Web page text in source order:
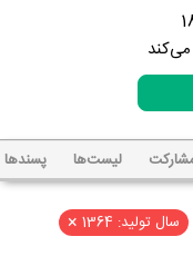
می‌کند
لیست‌ها پسند‌ها
سال تولید: 1364 ×